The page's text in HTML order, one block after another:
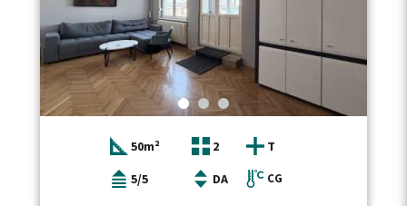
50m² 2
T
5/5
DA CG